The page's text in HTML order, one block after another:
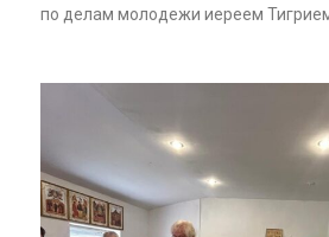
по делам молодежи иереем